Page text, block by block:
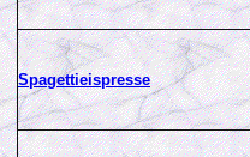
Spagettieispresse